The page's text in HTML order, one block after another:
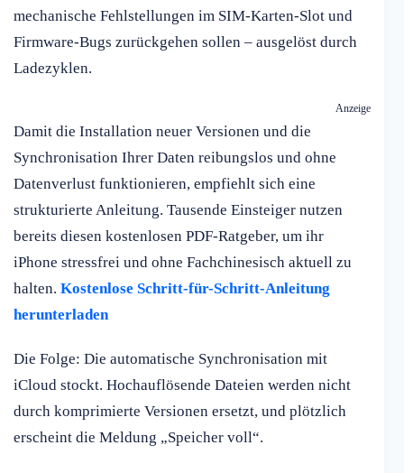
mechanische Fehlstellungen im SIM-Karten-Slot und
Firmware-Bugs zurückgehen sollen – ausgelöst durch
Ladezyklen.
Anzeige
Damit die Installation neuer Versionen und die
Synchronisation Ihrer Daten reibungslos und ohne
Datenverlust funktionieren, empfiehlt sich eine
strukturierte Anleitung. Tausende Einsteiger nutzen
bereits diesen kostenlosen PDF-Ratgeber, um ihr
iPhone stressfrei und ohne Fachchinesisch aktuell zu
halten. Kostenlose Schritt-für-Schritt-Anleitung
herunterladen
Die Folge: Die automatische Synchronisation mit
iCloud stockt. Hochauflösende Dateien werden nicht
durch komprimierte Versionen ersetzt, und plötzlich
erscheint die Meldung „Speicher voll“.